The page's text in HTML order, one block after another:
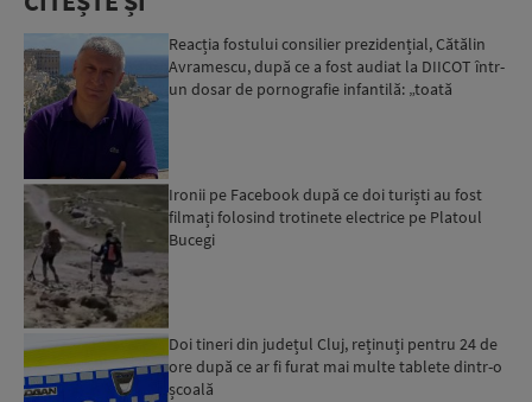
Reacția fostului consilier prezidențial, Cătălin
Avramescu, după ce a fost audiat la DIICOT într-
un dosar de pornografie infantilă: „toată
Ironii pe Facebook după ce doi turiști au fost
filmați folosind trotinete electrice pe Platoul
Bucegi
Doi tineri din județul Cluj, reținuți pentru 24 de
ore după ce ar fi furat mai multe tablete dintr-o
școală